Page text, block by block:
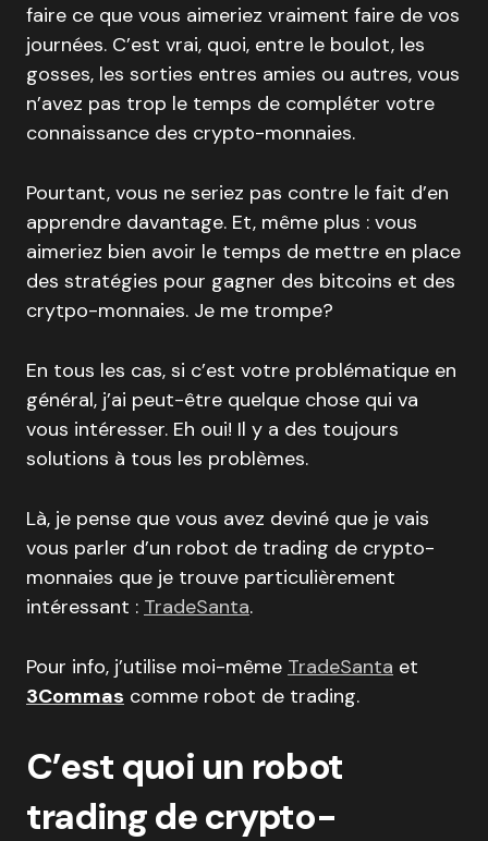
faire ce que vous aimeriez vraiment faire de vos
journées. C’est vrai, quoi, entre le boulot, les
gosses, les sorties entres amies ou autres, vous
n’avez pas trop le temps de compléter votre
connaissance des crypto-monnaies.
Pourtant, vous ne seriez pas contre le fait d’en
apprendre davantage. Et, même plus : vous
aimeriez bien avoir le temps de mettre en place
des stratégies pour gagner des bitcoins et des
crytpo-monnaies. Je me trompe?
En tous les cas, si c’est votre problématique en
général, j’ai peut-être quelque chose qui va
vous intéresser. Eh oui! Il y a des toujours
solutions à tous les problèmes.
Là, je pense que vous avez deviné que je vais
vous parler d’un robot de trading de crypto-
monnaies que je trouve particulièrement
intéressant : TradeSanta.
Pour info, j’utilise moi-même TradeSanta et
3Commas comme robot de trading.
C’est quoi un robot
trading de crypto-